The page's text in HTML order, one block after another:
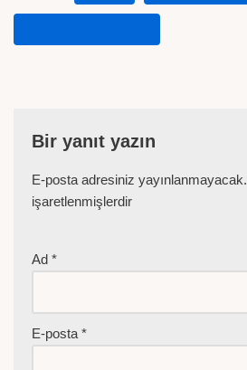
Bir yanıt yazın
E-posta adresiniz yayınlanmayacak.
işaretlenmişlerdir
Ad *
E-posta *